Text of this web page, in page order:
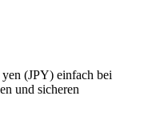
(JPY) einfach bei
und sicheren